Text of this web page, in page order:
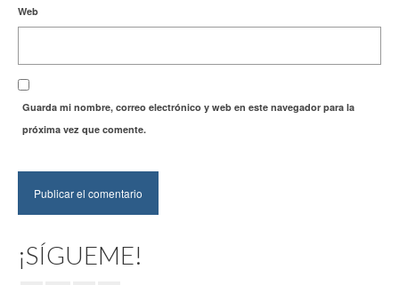
Web
Guarda mi nombre, correo electrónico y web en este navegador para la
próxima vez que comente.
¡SÍGUEME!